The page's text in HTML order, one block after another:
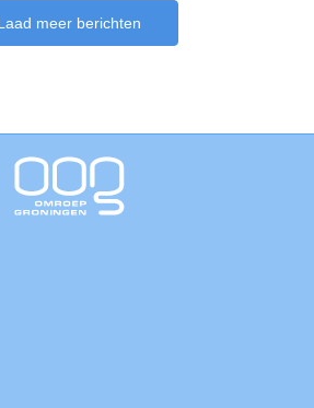
meer berichten